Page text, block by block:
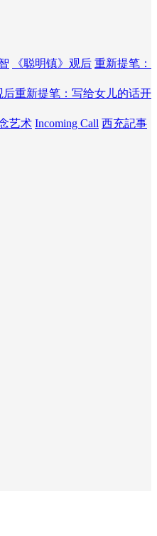
《聪明镇》观后 重新提笔：
后重新提笔：写给女儿的话开
艺术 Incoming Call 西充記事